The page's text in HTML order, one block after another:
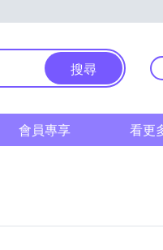
搜尋
會員專享 看更